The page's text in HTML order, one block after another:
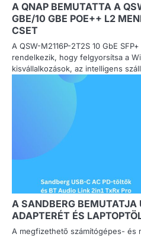
A QNAP BEMUTATTA A
GBE/10 GBE POE++ L2
CSET
A QSW-M2116P-2T2S 10 GbE
rendelkezik, hogy felgyorsítsa a
kisvállalkozások, az intelligens
A SANDBERG BEMUTATJA
ADAPTERÉT ÉS
A megfizethető számítógépes- és